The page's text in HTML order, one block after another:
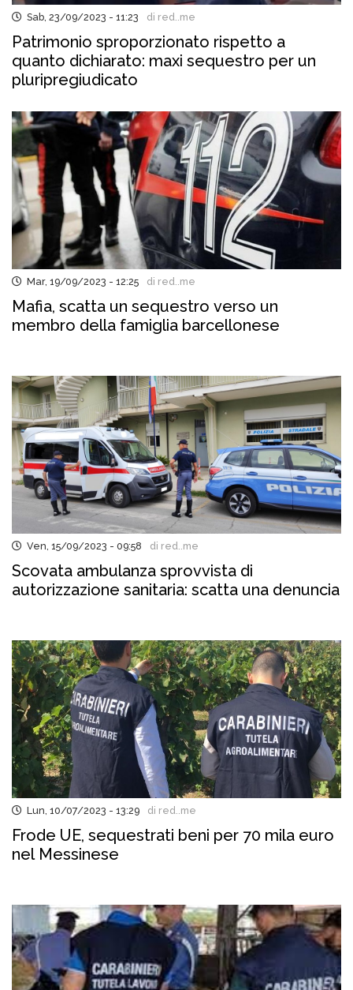
Sab, 23/09/2023 - 11:23 di red..me
Patrimonio sproporzionato rispetto a
quanto dichiarato: maxi sequestro per un
pluripregiudicato
Mar, 19/09/2023 - 12:25 di red..me
Mafia, scatta un sequestro verso un
membro della famiglia barcellonese
Ven, 15/09/2023 - 09:58 di red..me
Scovata ambulanza sprovvista di
autorizzazione sanitaria: scatta una denuncia
Lun, 10/07/2023 - 13:29 di red..me
Frode UE, sequestrati beni per 70 mila euro
nel Messinese